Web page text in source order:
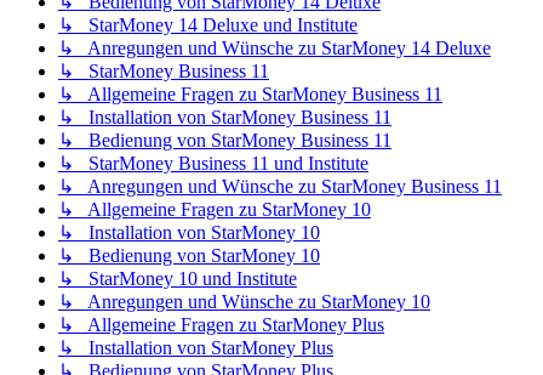
↳ StarMoney 14 Deluxe und Institute
↳ Anregungen und Wünsche zu StarMoney 14 Deluxe
↳ StarMoney Business 11
↳ Allgemeine Fragen zu StarMoney Business 11
↳ Installation von StarMoney Business 11
↳ Bedienung von StarMoney Business 11
↳ StarMoney Business 11 und Institute
↳ Anregungen und Wünsche zu StarMoney Business 11
↳ Allgemeine Fragen zu StarMoney 10
↳ Installation von StarMoney 10
↳ Bedienung von StarMoney 10
↳ StarMoney 10 und Institute
↳ Anregungen und Wünsche zu StarMoney 10
↳ Allgemeine Fragen zu StarMoney Plus
↳ Installation von StarMoney Plus